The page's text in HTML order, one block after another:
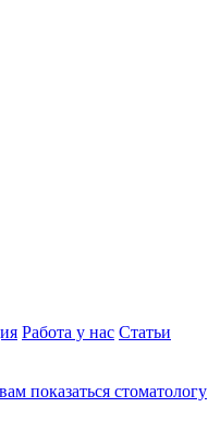
Работа у нас Статьи
показаться стоматологу